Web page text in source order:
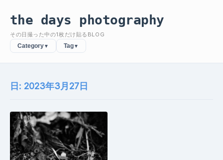
the days photography
その日撮った中の1枚だけ貼るBLOG
Category▼ Tag▼
日: 2023年3月27日